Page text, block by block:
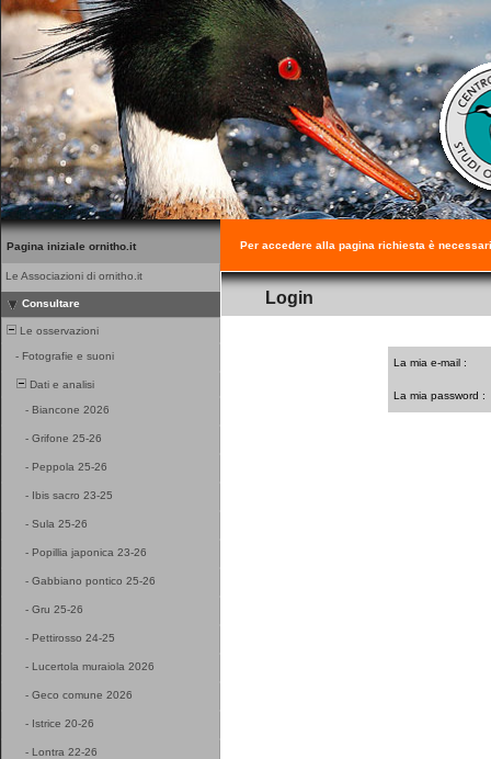
Pagina iniziale ornitho.it
Le Associazioni di ornitho.it
Consultare
Le osservazioni
- Fotografie e suoni
Dati e analisi
- Biancone 2026
- Grifone 25-26
- Peppola 25-26
- Ibis sacro 23-25
- Sula 25-26
- Popillia japonica 23-26
- Gabbiano pontico 25-26
- Gru 25-26
- Pettirosso 24-25
- Lucertola muraiola 2026
- Geco comune 2026
- Istrice 20-26
- Lontra 22-26
Per accedere alla pagina richiesta è
Login
La mia e-mail :
La mia password :